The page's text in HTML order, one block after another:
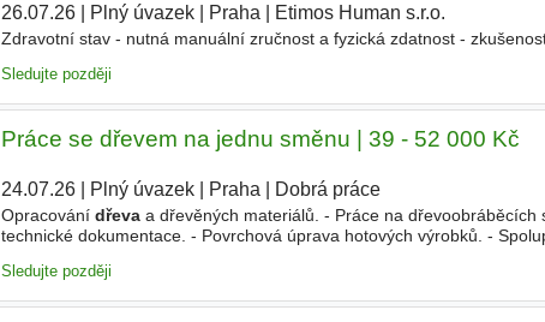
26.07.26| Plný úvazek| Praha Etimos Human s.r.o.
Zdravotní stav - nutná manuální zručnost a fyzická zdatnost -
Sledujte později
Práce se dřevem na jednu směnu | 39 - 52 000 Kč
24.07.26| Plný úvazek| Praha Dobrá práce
Opracování dřevaa dřevěných materiálů. - Práce na
technické dokumentace. - Povrchová úprava hotových výrobků. -
Sledujte později